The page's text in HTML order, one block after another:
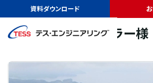
資料ダウンロード
実績紹介 合同会社T&Mソーラー様
太陽光発電 地上
合同会社T&Mソーラー様